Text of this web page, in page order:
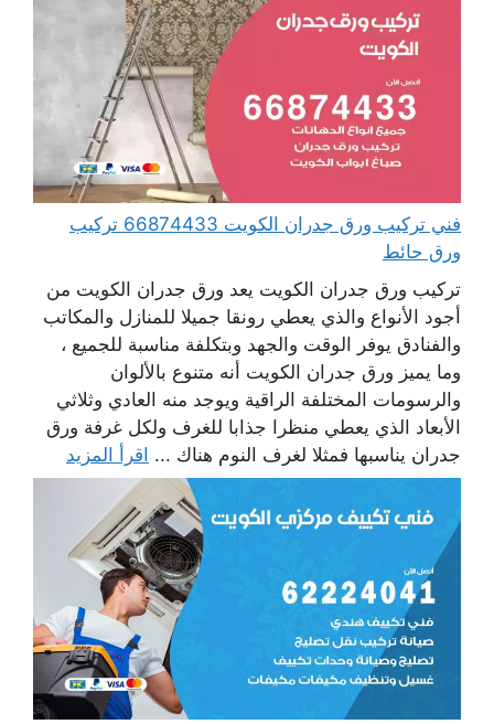
فني تركيب ورق جدران الكويت 66874433 تركيب
ورق حائط
تركيب ورق جدران الكويت يعد ورق جدران الكويت من
أجود الأنواع والذي يعطي رونقا جميلا للمنازل والمكاتب
والفنادق يوفر الوقت والجهد وبتكلفة مناسبة للجميع ،
وما يميز ورق جدران الكويت أنه متنوع بالألوان
والرسومات المختلفة الراقية ويوجد منه العادي وثلاثي
الأبعاد الذي يعطي منظرا جذابا للغرف ولكل غرفة ورق
جدران يناسبها فمثلا لغرف النوم هناك ... اقرأ المزيد